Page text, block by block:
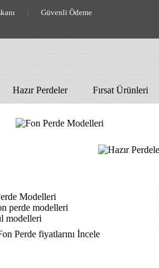
| Güvenli Ödeme
Hazır Perdeler Fırsat Ürünleri